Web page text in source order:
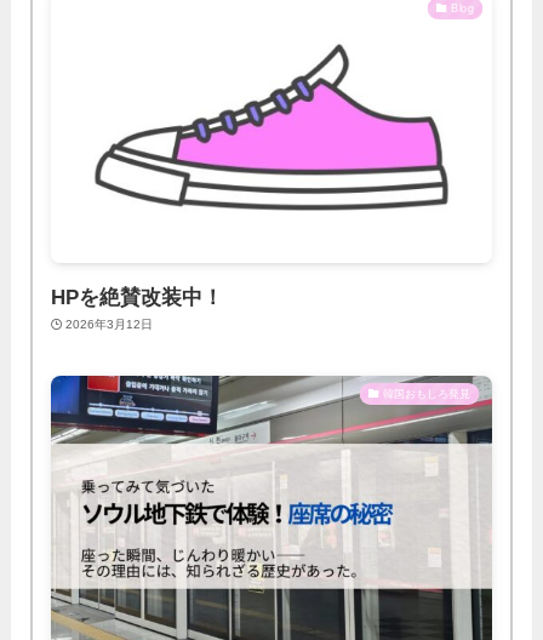
Blog
HPを絶賛改装中！
2026年3月12日
韓国おもしろ発見